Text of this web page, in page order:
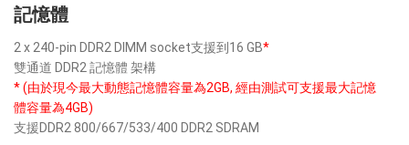
記憶體
2 x 240-pin DDR2 DIMM socket支援到16 GB*
雙通道 DDR2 記憶體 架構
* (由於現今最大動態記憶體容量為2GB, 經由測試可支援最大記憶
體容量為4GB)
支援DDR2 800/667/533/400 DDR2 SDRAM